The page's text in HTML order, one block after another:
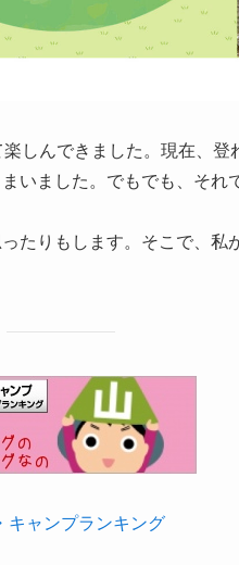
しんできました。現在、登
いました。でもでも、それ
たりもします。そこで、私
キャンプランキング